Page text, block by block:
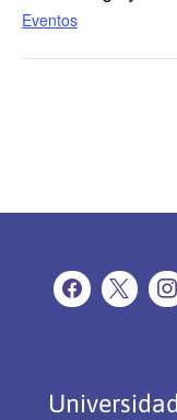
Eventos
Universidad